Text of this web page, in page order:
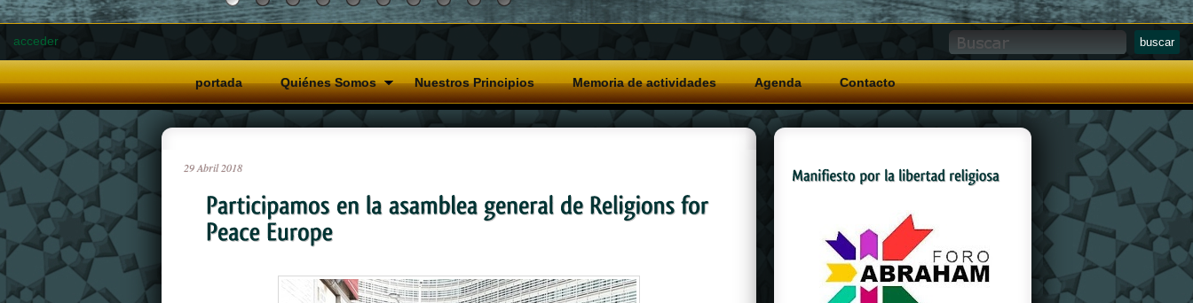
acceder
portada Quiénes Somos Nuestros Principios Memoria de actividades Agenda Contacto
29Abril 2018